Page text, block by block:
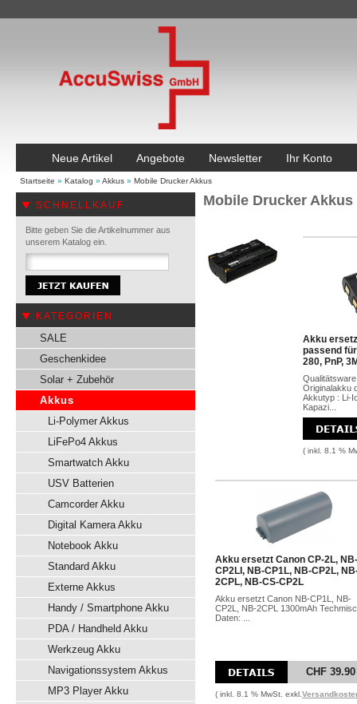
Neue Artikel Angebote Newsletter Ihr Konto
Startseite » Katalog » Akkus » Mobile Drucker Akkus
SCHNELLKAUF
Bitte geben Sie die Artikelnummer aus
unserem Katalog ein.
KATEGORIEN
SALE
Geschenkidee
Solar + Zubehör
Akkus
Li-Polymer Akkus
LiFePo4 Akkus
Smartwatch Akku
USV Batterien
Camcorder Akku
Digital Kamera Akku
Notebook Akku
Standard Akku
Externe Akkus
Handy / Smartphone Akku
PDA / Handheld Akku
Werkzeug Akku
Navigationssystem Akkus
MP3 Player Akku
Mobile Drucker Akkus
Akku
passend
280, PnP,
Originalakku
Akkutyp : Li-
Kapazi...
( inkl. 8.1 %
Akku ersetzt Canon CP-2L, NB-
CP2LI, NB-CP1L, NB-CP2L,
2CPL, NB-CS-CP2L
Akku ersetzt Canon NB-CP1L, NB-
CP2L, NB-2CPL 1300mAh
Daten: ...
CHF 39.90
( inkl. 8.1 % MwSt. exkl.